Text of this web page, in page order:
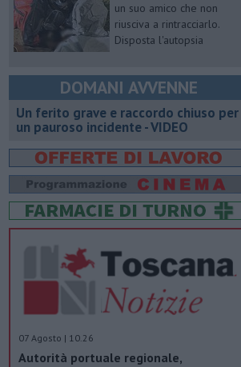
un suo amico che non
riusciva a rintracciarlo.
Disposta l'autopsia
DOMANI AVVENNE
Un ferito grave e raccordo chiuso per
un pauroso incidente - VIDEO
07 Agosto | 10.26
Autorità portuale regionale,